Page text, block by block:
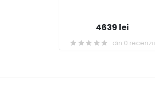
4639 lei
din 0 recenzii